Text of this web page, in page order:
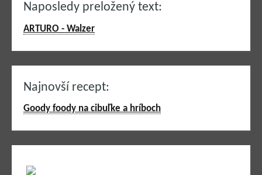
Naposledy preložený text:
ARTURO - Walzer
Najnovší recept:
Goody foody na cibuľke a hríboch